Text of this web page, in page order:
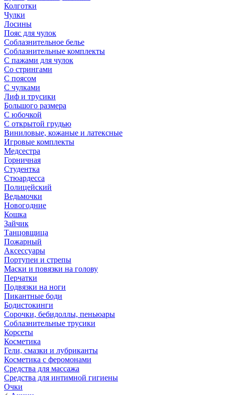
Колготки
Чулки
Лосины
Пояс для чулок
Соблазнительное белье
Соблазнительные комплекты
С пажами для чулок
Со стрингами
С поясом
С чулками
Лиф и трусики
Большого размера
С юбочкой
С открытой грудью
Виниловые, кожаные и латексные
Игровые комплекты
Медсестра
Горничная
Студентка
Стюардесса
Полицейский
Ведьмочки
Новогодние
Кошка
Зайчик
Танцовщица
Пожарный
Аксессуары
Портупеи и стрепы
Маски и повязки на голову
Перчатки
Подвязки на ноги
Пикантные боди
Бодистокинги
Сорочки, бебидоллы, пеньюары
Соблазнительные трусики
Корсеты
Косметика
Гели, смазки и лубриканты
Косметика с феромонами
Средства для массажа
Средства для интимной гигиены
Очки